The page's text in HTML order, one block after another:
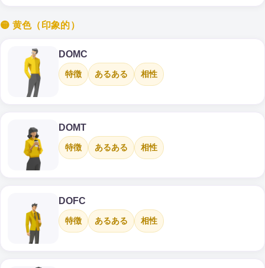
🟡 黄色（印象的）
DOMC
特徴 あるある 相性
DOMT
特徴 あるある 相性
DOFC
特徴 あるある 相性